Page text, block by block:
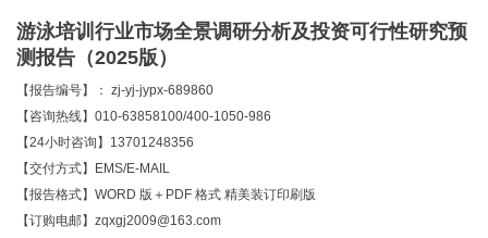
游泳培训行业市场全景调研分析及投资可行性研究预
测报告（2025版）
【报告编号】： zj-yj-jypx-689860
【咨询热线】010-63858100/400-1050-986
【24小时咨询】13701248356
【交付方式】EMS/E-MAIL
【报告格式】WORD 版＋PDF 格式 精美装订印刷版
【订购电邮】zqxgj2009@163.com